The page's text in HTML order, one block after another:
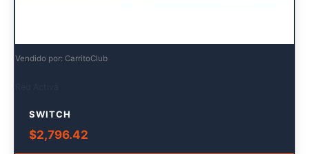
Vendido por: CarritoClub
SWITCH
$2,796.42